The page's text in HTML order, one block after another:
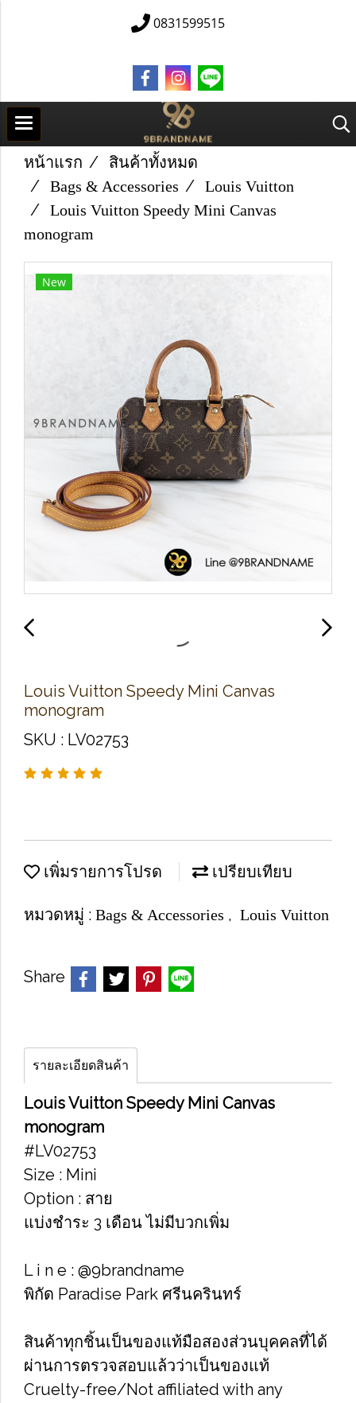
0831599515
หน้าแรก
สินค้าทั้งหมด
Bags & Accessories
Louis Vuitton
L​ouis Vuitton Speedy Mini Canvas
monogram
New
L​ouis Vuitton Speedy Mini Canvas
monogram
SKU : LV02753
เพิ่มรายการโปรด เปรียบเทียบ
หมวดหมู่ : Bags & Accessories , Louis Vuitton
Share
รายละเอียดสินค้า
L​ouis Vuitton Speedy Mini Canvas
monogram
#LV02753
Size ​: Mini
Option : สาย
แบ่งชำระ 3 เดือน ไม่มีบวกเพิ่ม
L i n e : @9brandname
พิกัด Paradise Park ศรีนครินทร์
สินค้าทุกชิ้นเป็นของแท้มือสองส่วนบุคคลที่ได้
ผ่านการตรวจสอบแล้วว่าเป็นของแท้
Cruelty-free/Not affiliated with any